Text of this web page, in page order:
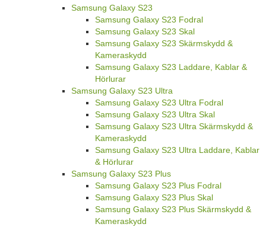
Samsung Galaxy S23
Samsung Galaxy S23 Fodral
Samsung Galaxy S23 Skal
Samsung Galaxy S23 Skärmskydd &
Kameraskydd
Samsung Galaxy S23 Laddare, Kablar &
Hörlurar
Samsung Galaxy S23 Ultra
Samsung Galaxy S23 Ultra Fodral
Samsung Galaxy S23 Ultra Skal
Samsung Galaxy S23 Ultra Skärmskydd &
Kameraskydd
Samsung Galaxy S23 Ultra Laddare, Kablar
& Hörlurar
Samsung Galaxy S23 Plus
Samsung Galaxy S23 Plus Fodral
Samsung Galaxy S23 Plus Skal
Samsung Galaxy S23 Plus Skärmskydd &
Kameraskydd